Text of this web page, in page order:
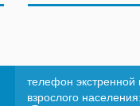
телефон
взрослого населения: